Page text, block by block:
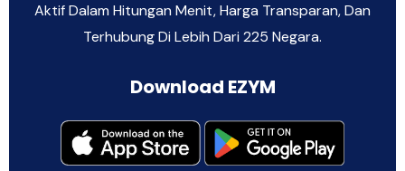
Aktif Dalam Hitungan Menit, Harga Transparan, Dan
Terhubung Di Lebih Dari 225 Negara.
Download EZYM